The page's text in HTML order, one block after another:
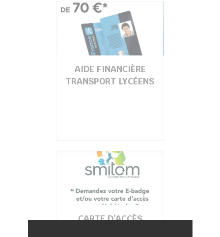
AIDE FINANCIÈRE
TRANSPORT LYCÉENS
CARTE D’ACCÈS